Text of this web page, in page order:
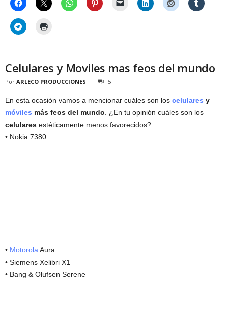
Celulares y Moviles mas feos del mundo
Por ARLECO PRODUCCIONES 5
En esta ocasión vamos a mencionar cuáles son los celulares y
móviles más feos del mundo . ¿En tu opinión cuáles son los
celulares estéticamente menos favorecidos?
• Nokia 7380
• Motorola Aura
• Siemens Xelibri X1
• Bang & Olufsen Serene